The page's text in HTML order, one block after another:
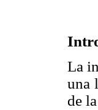
La
una
de